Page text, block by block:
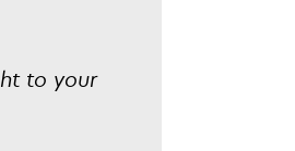
to your